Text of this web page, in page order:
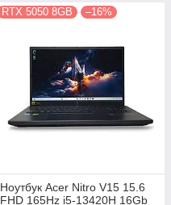
RTX 5050 8GB –16%
Ноутбук Acer Nitro V15 15.6
FHD 165Hz i5-13420H 16Gb